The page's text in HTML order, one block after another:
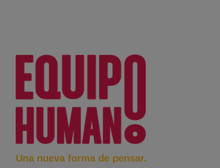
Una nueva forma de pensar.